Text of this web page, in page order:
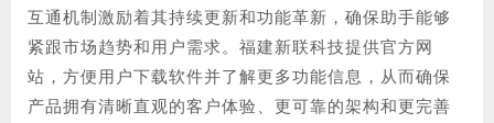
互通机制激励着其持续更新和功能革新，确保助手能够
紧跟市场趋势和用户需求。福建新联科技提供官方网
站，方便用户下载软件并了解更多功能信息，从而确保
产品拥有清晰直观的客户体验、更可靠的架构和更完善